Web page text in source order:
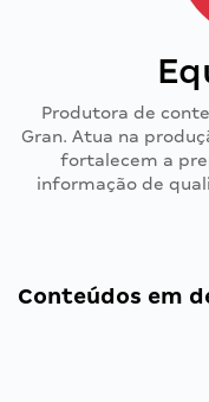
Produtora de
Gran. Atua na
fortalecem a
informação de
Conteúdos em